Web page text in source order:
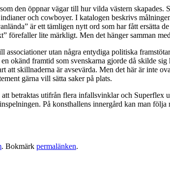
den öppnar vägar till hur vilda västern
och cowboyer. I katalogen beskrivs
är ett tämligen nytt ord som har fått ersätta
förefaller lite märkligt. Men det hänger samman
associationer utan några entydiga politiska
okänd framtid som svenskarna gjorde då skilde
att skillnaderna är avsevärda. Men det här är inte
gärna vill sätta saker på plats.
betraktas utifrån flera infallsvinklar och
På konsthallens innergård kan man
. Bokmärk permalänken.